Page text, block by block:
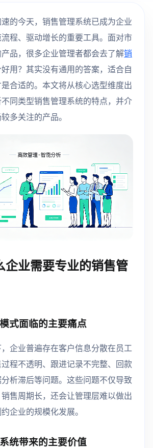
的今天，销售管理系统已成为企业
程、驱动增长的重要工具。面对市
品，很多企业管理者都会去了解销
好用？其实没有通用的答案，适合自
合适的。本文将从核心选型维度出
同类型销售管理系统的特点，并介
多关注的产品。
企业需要专业的销售管
式面临的主要痛点
企业普遍存在客户信息分散在员工
程不透明、跟进记录不完整、回款
析滞后等问题。这些问题不仅导致
售周期长，还会让管理层难以做出
企业的规模化发展。
统带来的主要价值